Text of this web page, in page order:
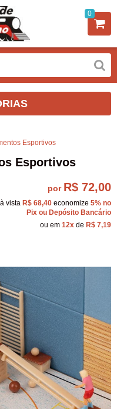
0
Esportivos
Esportivos
por R$ 72,00
à vista R$ 68,40 economize 5% no
Pix ou Depósito Bancário
ou em 12x de R$ 7,19